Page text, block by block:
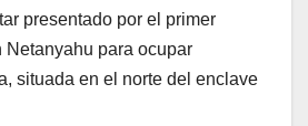
presentado por el primer
Netanyahu para ocupar
, situada en el norte del enclave